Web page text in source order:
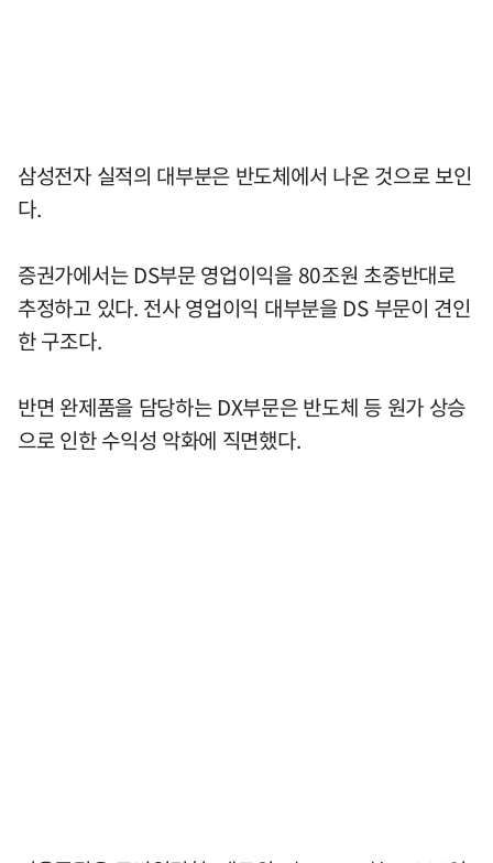
삼성전자 실적의 대부분은 반도체에서 나온 것으로 보인
다.
증권가에서는 DS부문 영업이익을 80조원 초중반대로
추정하고 있다. 전사 영업이익 대부분을 DS 부문이 견인
한 구조다.
반면 완제품을 담당하는 DX부문은 반도체 등 원가 상승
으로 인한 수익성 악화에 직면했다.